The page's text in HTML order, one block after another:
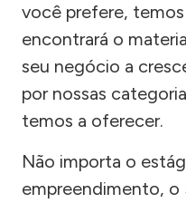
você prefere,
encontrará o
seu negócio a
por nossas
temos a oferecer.
Não importa o
empreendimento, o